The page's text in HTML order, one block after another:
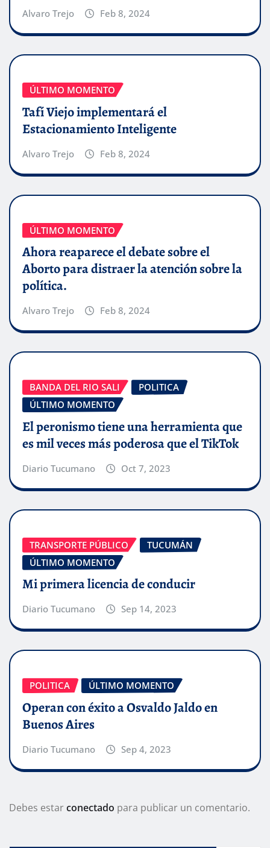
Alvaro Trejo Feb 8, 2024
ÚLTIMO MOMENTO
Tafí Viejo implementará el
Estacionamiento Inteligente
Alvaro Trejo Feb 8, 2024
ÚLTIMO MOMENTO
Ahora reaparece el debate sobre el
Aborto para distraer la atención sobre la
política.
Alvaro Trejo Feb 8, 2024
BANDA DEL RIO SALI
POLITICA
ÚLTIMO MOMENTO
El peronismo tiene una herramienta que
es mil veces más poderosa que el TikTok
Diario Tucumano Oct 7, 2023
TRANSPORTE PÚBLICO
TUCUMÁN
ÚLTIMO MOMENTO
Mi primera licencia de conducir
Diario Tucumano Sep 14, 2023
POLITICA ÚLTIMO MOMENTO
Operan con éxito a Osvaldo Jaldo en
Buenos Aires
Diario Tucumano Sep 4, 2023
Debes estarconectado para publicar un comentario.